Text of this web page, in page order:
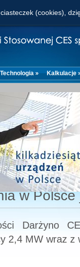
Technologia »
Kalkulacje
w
Darżyno
2,4 MW wraz z
(cookies),